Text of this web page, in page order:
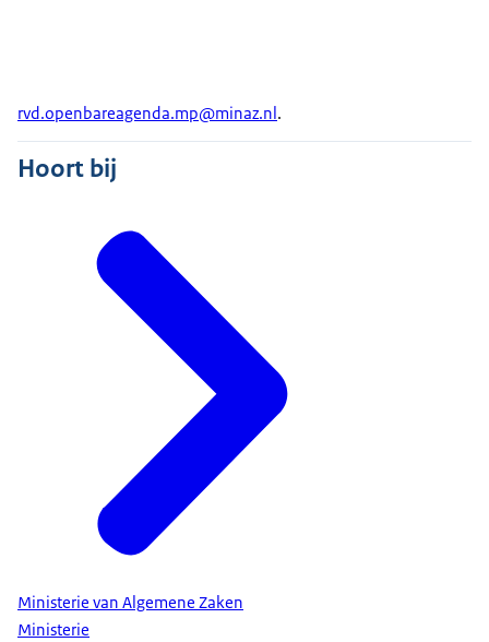
rvd.openbareagenda.mp@minaz.nl .
Hoort bij
Ministerie van Algemene Zaken
Ministerie